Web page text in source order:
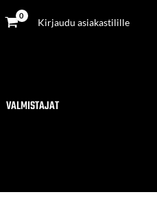
Kirjaudu asiakastilille
VALMISTAJAT